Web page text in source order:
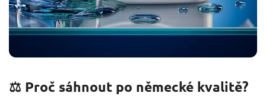
⚖️ Proč sáhnout po německé kvalitě?